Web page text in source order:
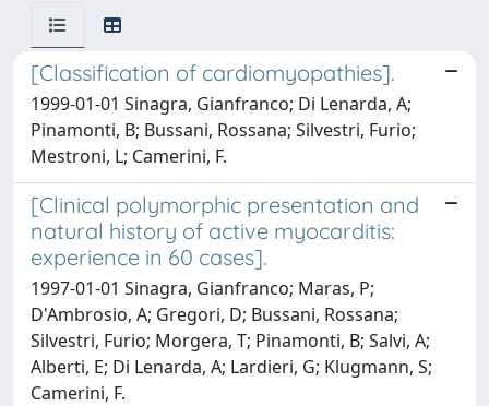
[Classification of cardiomyopathies].
1999-01-01 Sinagra, Gianfranco; Di Lenarda, A;
Pinamonti, B; Bussani, Rossana; Silvestri, Furio;
Mestroni, L; Camerini, F.
[Clinical polymorphic presentation and
natural history of active myocarditis:
experience in 60 cases].
1997-01-01 Sinagra, Gianfranco; Maras, P;
D'Ambrosio, A; Gregori, D; Bussani, Rossana;
Silvestri, Furio; Morgera, T; Pinamonti, B; Salvi, A;
Alberti, E; Di Lenarda, A; Lardieri, G; Klugmann, S;
Camerini, F.